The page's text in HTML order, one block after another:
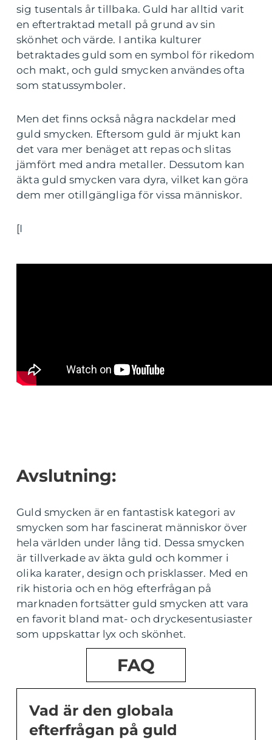
sig tusentals år tillbaka. Guld har alltid varit
en eftertraktad metall på grund av sin
skönhet och värde. I antika kulturer
betraktades guld som en symbol för rikedom
och makt, och guld smycken användes ofta
som statussymboler.
Men det finns också några nackdelar med
guld smycken. Eftersom guld är mjukt kan
det vara mer benäget att repas och slitas
jämfört med andra metaller. Dessutom kan
äkta guld smycken vara dyra, vilket kan göra
dem mer otillgängliga för vissa människor.
[I
Avslutning:
Guld smycken är en fantastisk kategori av
smycken som har fascinerat människor över
hela världen under lång tid. Dessa smycken
är tillverkade av äkta guld och kommer i
olika karater, design och prisklasser. Med en
rik historia och en hög efterfrågan på
marknaden fortsätter guld smycken att vara
en favorit bland mat- och dryckesentusiaster
som uppskattar lyx och skönhet.
FAQ
Vad är den globala
efterfrågan på guld